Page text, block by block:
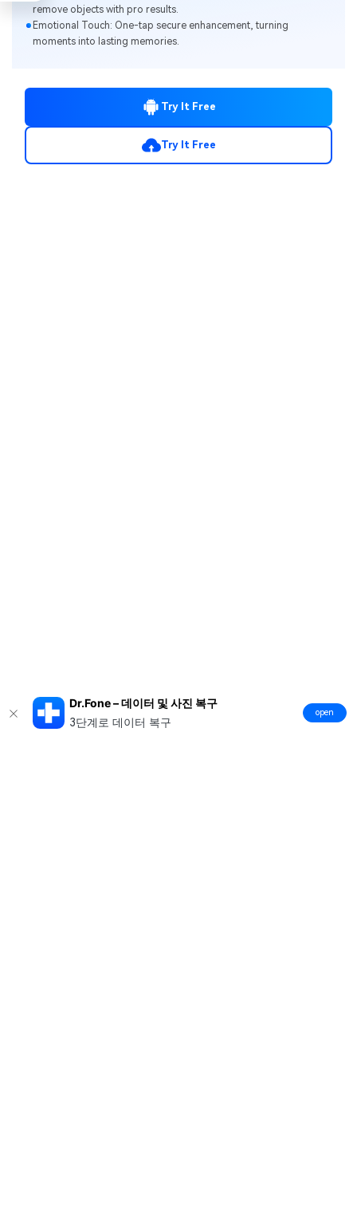
remove objects with pro results.
Emotional Touch: One-tap secure enhancement, turning
moments into lasting memories.
Try It Free
Try It Free
Dr.Fone – 데이터 및 사진 복구
3단계로 데이터 복구
open